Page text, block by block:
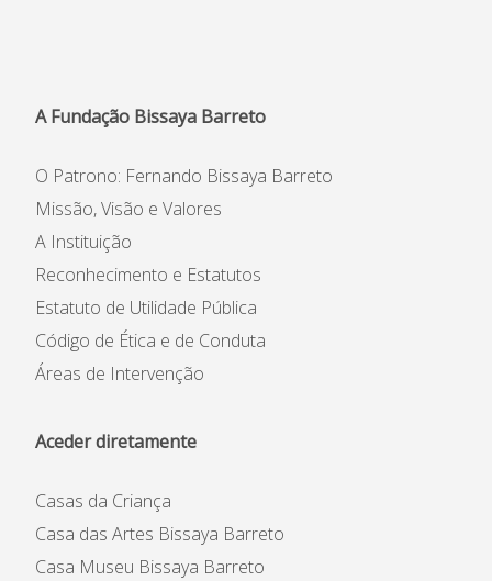
A Fundação Bissaya Barreto
O Patrono: Fernando Bissaya Barreto
Missão, Visão e Valores
A Instituição
Reconhecimento e Estatutos
Estatuto de Utilidade Pública
Código de Ética e de Conduta
Áreas de Intervenção
Aceder diretamente
Casas da Criança
Casa das Artes Bissaya Barreto
Casa Museu Bissaya Barreto